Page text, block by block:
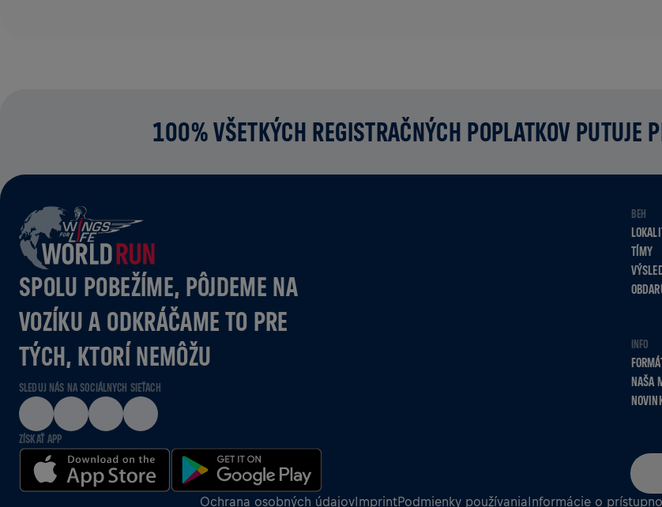
100% VŠETKÝCH REGISTRAČNÝCH POPLATKOV PUTUJE
SPOLU POBEŽÍME, PÔJDEME NA
VOZÍKU A ODKRÁČAME TO PRE
TÝCH, KTORÍ NEMÔŽU
SLEDUJ NÁS NA SOCIÁLNYCH SIEŤACH
ZÍSKAŤ APP
BEH
TÍMY
INFO
NAŠA
Ochrana osobných údajovImprintPodmienky používaniaInformácie o